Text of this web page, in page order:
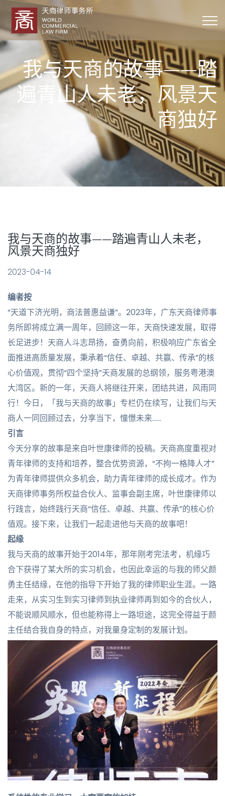
我与天商的故事——踏
遍青山人未老，风景天
商独好
我与天商的故事——踏遍青山人未老，
风景天商独好
2023-04-14
编者按
“天道下济光明，商法普惠益谦”。2023年，广东天商律师事
务所即将成立满一周年，回顾这一年，天商快速发展，取得
长足进步！天商人斗志昂扬，奋勇向前，积极响应广东省全
面推进高质量发展，秉承着“信任、卓越、共赢、传承”的核
心价值观，贯彻“四个坚持”天商发展的总纲领，服务粤港澳
大湾区。新的一年，天商人将继往开来，团结共进，风雨同
行！今日，「我与天商的故事」专栏仍在续写，让我们与天
商人一同回顾过去，分享当下，憧憬未来……
引言
今天分享的故事是来自叶世康律师的投稿。天商高度重视对
青年律师的支持和培养，整合优势资源，“不拘一格降人才”
为青年律师提供众多机会，助力青年律师的成长成才。作为
天商律师事务所权益合伙人、监事会副主席，叶世康律师以
行践言，始终践行天商“信任、卓越、共赢、传承”的核心价
值观。接下来，让我们一起走进他与天商的故事吧！
起缘
我与天商的故事开始于2014年，那年刚考完法考，机缘巧
合下获得了某大所的实习机会，也因此幸运的与我的师父颜
勇主任结缘，在他的指导下开始了我的律师职业生涯。一路
走来，从实习生到实习律师到执业律师再到如今的合伙人，
不能说顺风顺水，但也能称得上一路坦途，这完全得益于颜
主任结合我自身的特点，对我量身定制的发展计划。